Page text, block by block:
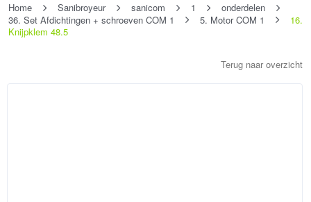
Home Sanibroyeur sanicom 1
onderdelen
36. Set Afdichtingen + schroeven COM 1
5. Motor COM 1
16.
Knijpklem 48.5
Terug naar overzicht